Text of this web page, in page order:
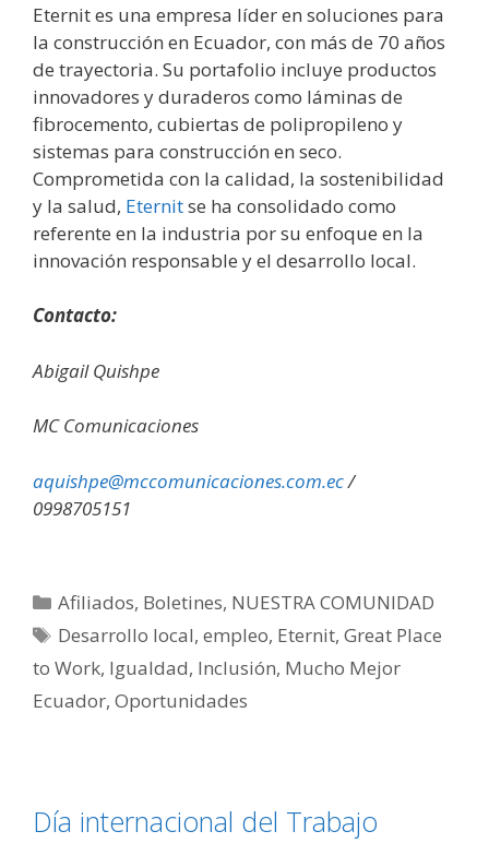
Eternit es una empresa líder en soluciones para
la construcción en Ecuador, con más de 70 años
de trayectoria. Su portafolio incluye productos
innovadores y duraderos como láminas de
fibrocemento, cubiertas de polipropileno y
sistemas para construcción en seco.
Comprometida con la calidad, la sostenibilidad
y la salud, Eternitse ha consolidado como
referente en la industria por su enfoque en la
innovación responsable y el desarrollo local.
Contacto:
Abigail Quishpe
MC Comunicaciones
aquishpe@mccomunicaciones.com.ec/
0998705151
Afiliados, Boletines, NUESTRA COMUNIDAD
Desarrollo local,empleo, Eternit,Great Place
to Work, Igualdad, Inclusión, Mucho Mejor
Ecuador, Oportunidades
Día internacional del Trabajo